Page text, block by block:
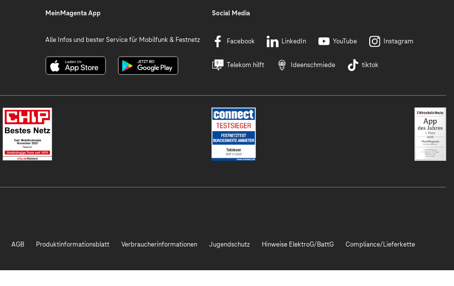
MeinMagenta App
Alle Infos und bester Service für Mobilfunk & Festnetz
Social Media
Facebook LinkedIn YouTube Instagram
Telekom hilft Ideenschmiede tiktok
AGB Produktinformationsblatt Verbraucherinformationen Jugendschutz Hinweise ElektroG/BattG
Compliance/Lieferkette